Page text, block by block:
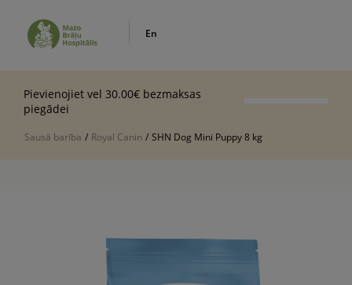
En
Pievienojiet vel 30.00€ bezmaksas
piegādei
Sausā barība / Royal Canin / SHN Dog Mini Puppy 8 kg